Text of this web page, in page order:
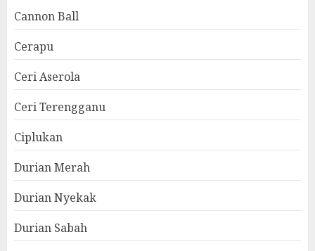
Cannon Ball
Cerapu
Ceri Aserola
Ceri Terengganu
Ciplukan
Durian Merah
Durian Nyekak
Durian Sabah